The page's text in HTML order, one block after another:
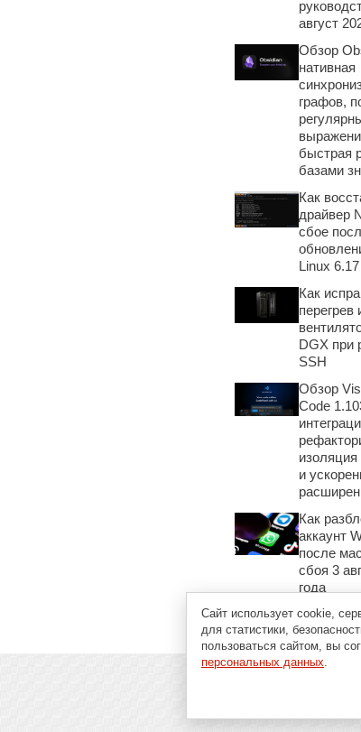
август
Обзор
нативная
графов,
быстрая
базами
Как
драйвер
сбое
Linux 6.17
Как
перегрев
DGX при
SSH
Обзор
Code
и
Как
аккаунт
после
сбоя 3
года
Сайт использует cookie,
для статистики,
пользоваться сайтом, вы
персональных данных.